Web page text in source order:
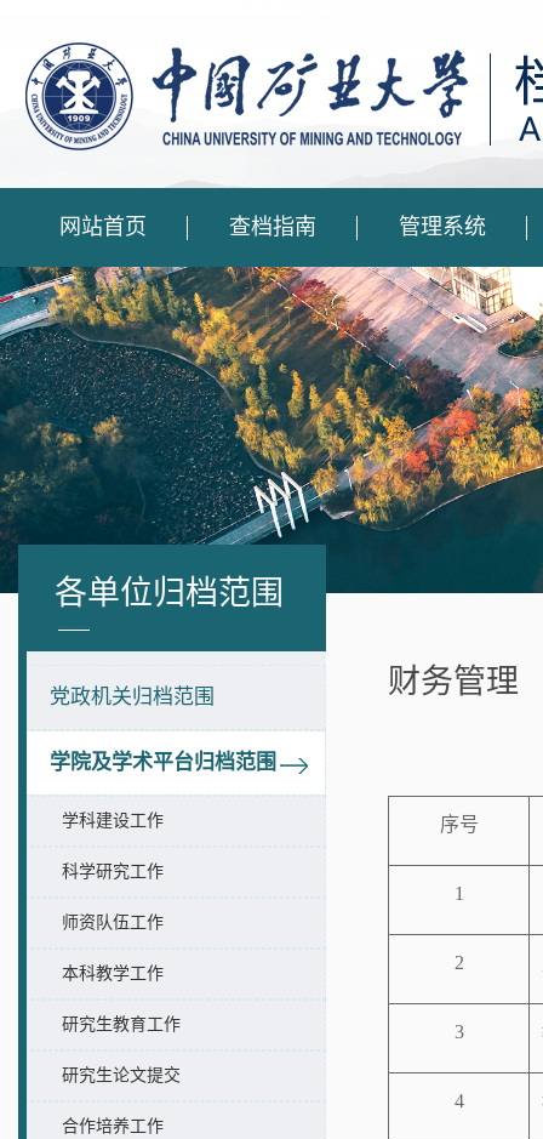
网站首页 查档指南 管理系统
各单位归档范围
党政机关归档范围
学院及学术平台归档范围
学科建设工作
科学研究工作
师资队伍工作
本科教学工作
研究生教育工作
研究生论文提交
合作培养工作
财务管理
序号
1
2
3
4